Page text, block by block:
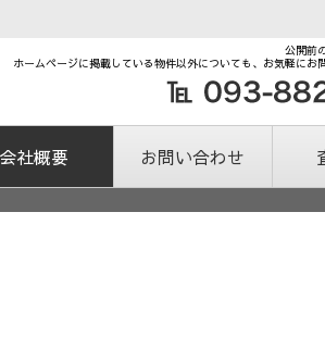
公開前
ホームページに掲載している物件以外についても、お気軽にお
会社概要 お問い合わせ